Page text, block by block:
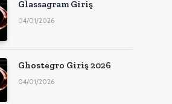
Glassagram Giriş
04/01/2026
Ghostegro Giriş 2026
04/01/2026